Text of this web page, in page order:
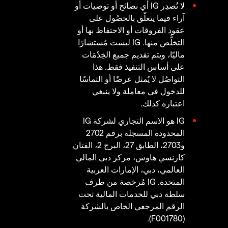
لا تُصدِر IG أي نصائح أو توصيات أو
آراء فيما يتعلّق بالحصُول على
عقود الفروقات أو الاحتفاظ بها أو
التخلُّص منها. IG ليست مُستشارًا
ماليّا، ويتم تقديم جميع الخِدْمَات
على أساس التنفيذ فقط. هذا
التواصُل لا يُمثل عرضًا أو التماسًا
للدخول في معاملة ولا ينبغي
اعتباره كذلك.
IG هو الاسم التجاري لشركة IG
المحدودة المسجلة برقم 2702
و2703، الطابق 27، البرج 2، الفتان
كارنسي هاوس، مركز دبي المالي
العالمي، دبي، الإمارات العربية
المتحدة. IG مُرخصة من طرف
سلطة دبي للخدمات المالية تحت
الرقم المرجعي الخاص بالشركة
(F001780).